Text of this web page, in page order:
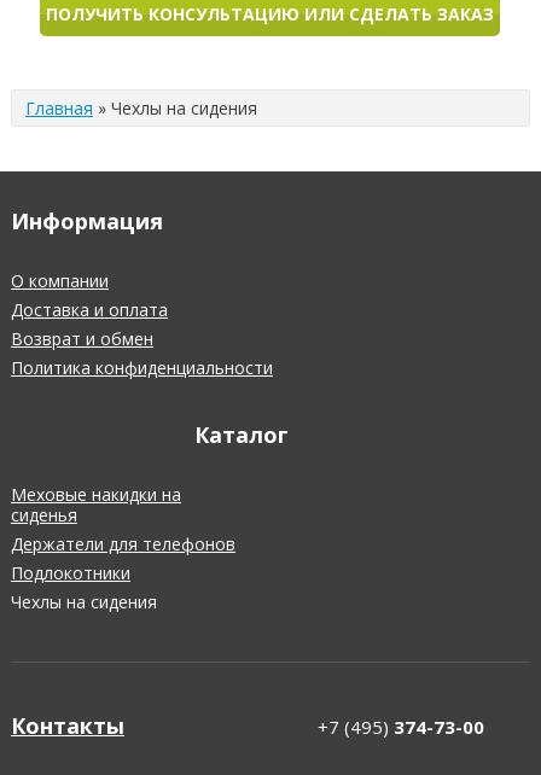
ПОЛУЧИТЬ КОНСУЛЬТАЦИЮ ИЛИ СДЕЛАТЬ ЗАКАЗ
Главная » Чехлы на сидения
Информация
О компании
Доставка и оплата
Возврат и обмен
Политика конфиденциальности
Каталог
Меховые накидки на
сиденья
Держатели для телефонов
Подлокотники
Чехлы на сидения
Контакты +7 (495) 374-73-00